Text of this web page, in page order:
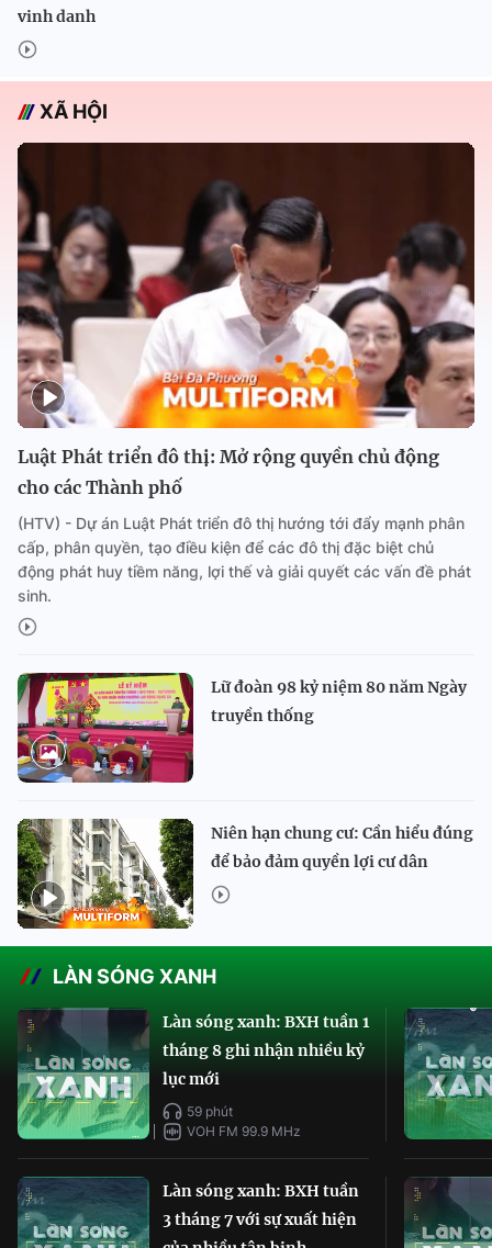
vinh danh
XÃ HỘI
Luật Phát triển đô thị: Mở rộng quyền chủ động
cho các Thành phố
(HTV) - Dự án Luật Phát triển đô thị hướng tới đẩy mạnh phân
cấp, phân quyền, tạo điều kiện để các đô thị đặc biệt chủ
động phát huy tiềm năng, lợi thế và giải quyết các vấn đề phát
sinh.
Lữ đoàn 98 kỷ niệm 80 năm Ngày
truyền thống
Niên hạn chung cư: Cần hiểu đúng
để bảo đảm quyền lợi cư dân
LÀN SÓNG XANH
Làn sóng xanh: BXH tuần 1
tháng 8 ghi nhận nhiều kỷ
lục mới
59 phút
VOH FM 99.9 MHz
Làn sóng xanh: BXH tuần
3 tháng 7 với sự xuất hiện